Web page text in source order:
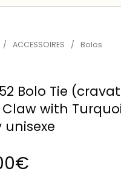
/ ACCESSOIRES / Bolos
Bolo Tie
Claw with
unisexe
€